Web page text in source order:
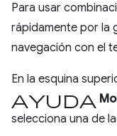
Para usar
rápidamente por la
navegación con el
En la esquina
Ayuda
selecciona una de